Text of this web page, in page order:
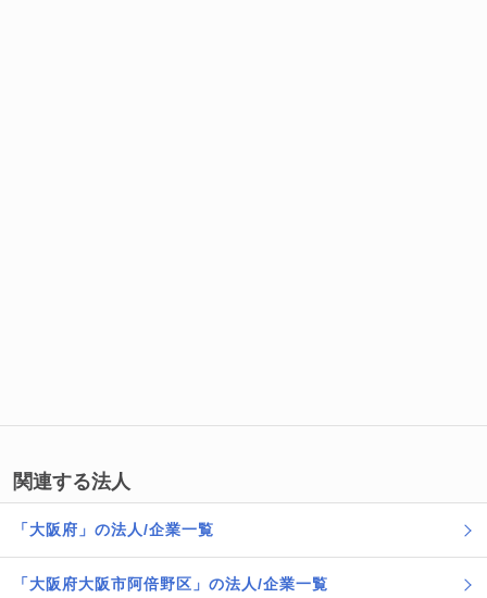
関連する法人
「大阪府」の法人/企業一覧
「大阪府大阪市阿倍野区」の法人/企業一覧